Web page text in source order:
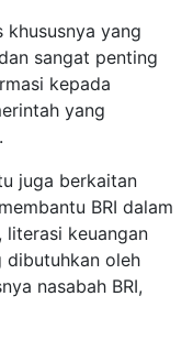
khususnya yang
sangat penting
kepada
yang
juga berkaitan
BRI dalam
literasi keuangan
dibutuhkan oleh
nasabah BRI,